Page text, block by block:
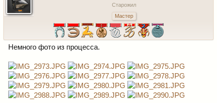
Старожил
Мастер
Немного фото из процесса.